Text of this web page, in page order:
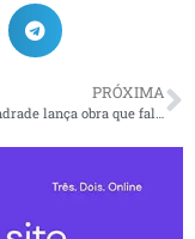
PRÓXIMA